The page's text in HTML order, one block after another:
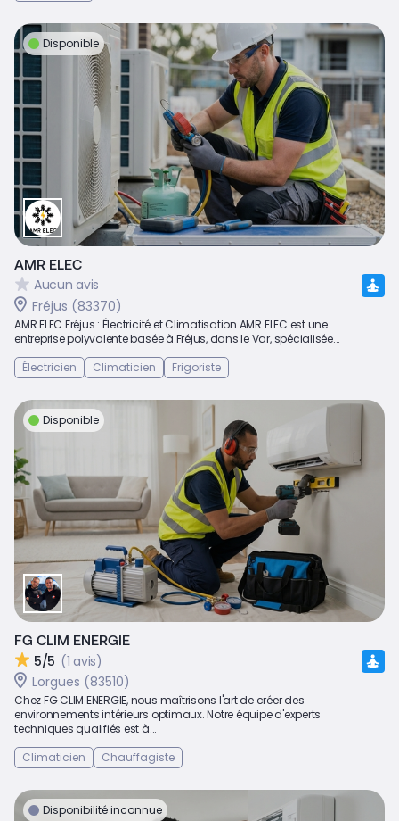
Disponible
AMR ELEC
Aucun avis
Fréjus (83370)
AMR ELEC Fréjus : Électricité et Climatisation AMR ELEC est une
entreprise polyvalente basée à Fréjus, dans le Var, spécialisée...
Électricien
Climaticien Frigoriste
Disponible
FG CLIM ENERGIE
5/5 (1 avis)
Lorgues (83510)
Chez FG CLIM ENERGIE, nous maîtrisons l'art de créer des
environnements intérieurs optimaux. Notre équipe d'experts
techniques qualifiés est à...
Climaticien
Chauffagiste
Disponibilité inconnue